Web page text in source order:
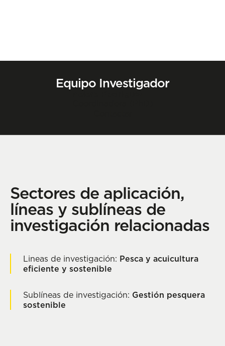
Equipo Investigador
Sectores de aplicación,
líneas y sublíneas de
investigación relacionadas
Lineas de investigación: Pesca y acuicultura
eficiente y sostenible
Sublíneas de investigación: Gestión pesquera
sostenible